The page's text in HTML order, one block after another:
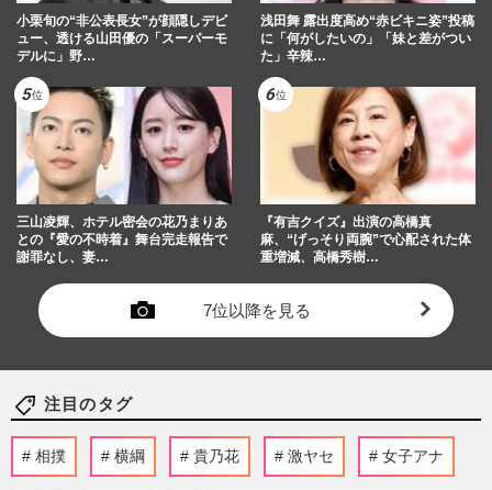
小栗旬の“非公表長女”が顔隠しデビ
ュー、透ける山田優の「スーパーモ
デルに」野…
浅田舞 露出度高め“赤ビキニ姿”投稿
に「何がしたいの」「妹と差がつい
た」辛辣…
三山凌輝、ホテル密会の花乃まりあ
との『愛の不時着』舞台完走報告で
謝罪なし、妻…
『有吉クイズ』出演の高橋真
麻、“げっそり両腕”で心配された体
重増減、高橋秀樹…
7位以降を見る
注目のタグ
相撲 横綱 貴乃花 激ヤセ 女子アナ